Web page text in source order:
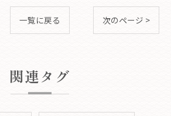
一覧に戻る 次のページ >
関連タグ